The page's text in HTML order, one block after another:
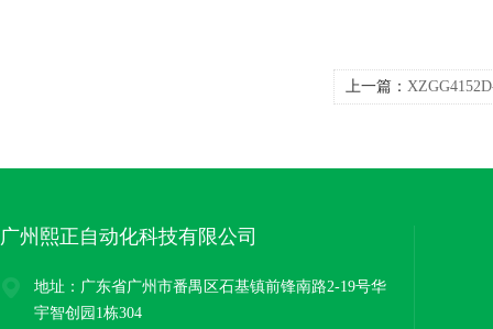
上一篇：
广州熙正自动化科技有限公司
地址：广东省广州市番禺区石基镇前锋南路2-19号华
宇智创园1栋304